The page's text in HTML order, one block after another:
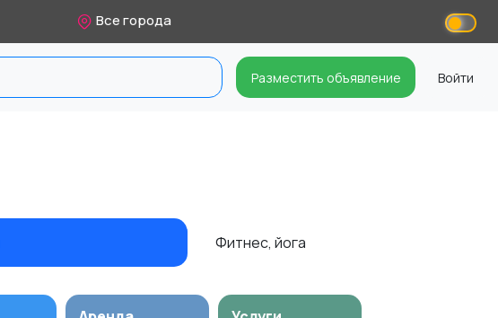
Все города
Разместить объявление Войти
Фитнес, йога